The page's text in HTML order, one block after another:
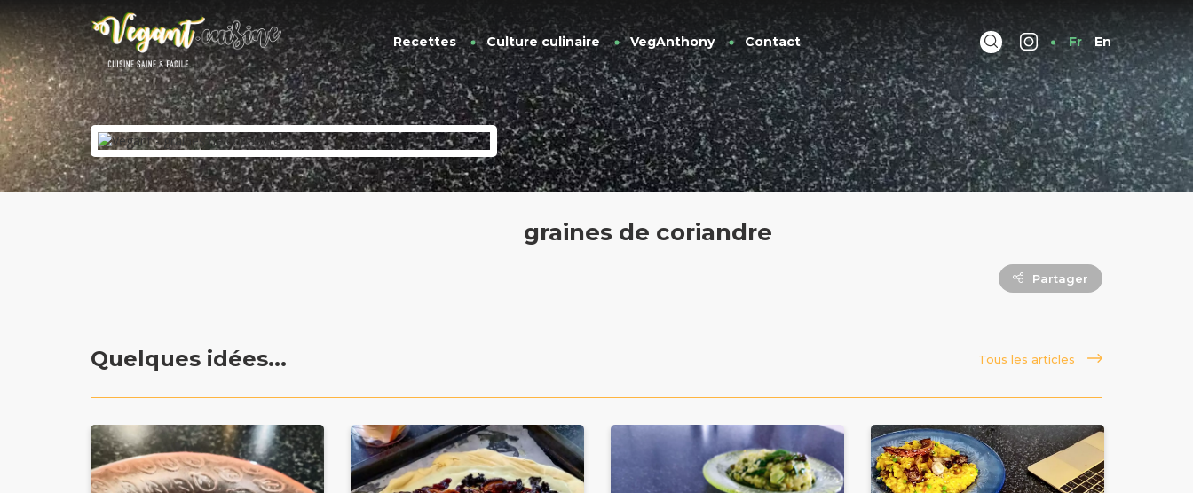
Recettes Culture culinaire VegAnthony Contact Fr En
graines de coriandre
Partager
Quelques idées... Tous les articles